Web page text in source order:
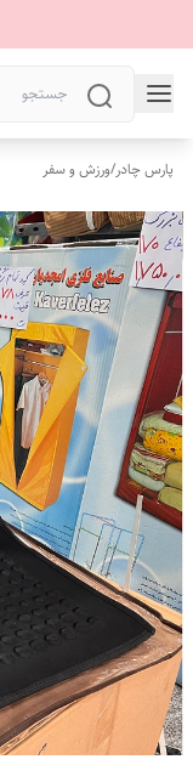
پارس چادر/ورزش و سفر